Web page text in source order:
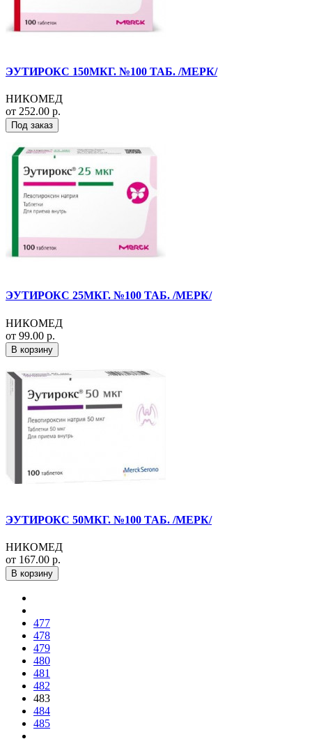
ЭУТИРОКС 150МКГ. №100 ТАБ. /МЕРК/
НИКОМЕД
от 252.00 р.
Под заказ
ЭУТИРОКС 25МКГ. №100 ТАБ. /МЕРК/
НИКОМЕД
от 99.00 р.
В корзину
ЭУТИРОКС 50МКГ. №100 ТАБ. /МЕРК/
НИКОМЕД
от 167.00 р.
В корзину
477
478
479
480
481
482
483
484
485